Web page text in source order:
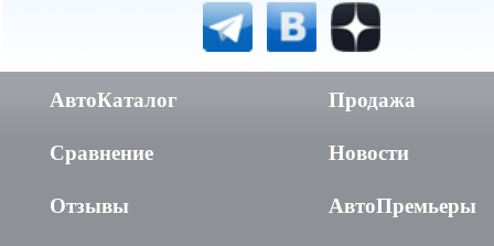
АвтоКаталог
Сравнение
Отзывы
Продажа
Новости
АвтоПремьеры